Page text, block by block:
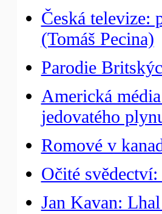
Česká televize:
(Tomáš Pecina)
Parodie
Americká
jedovatého
Romové v
Očité
Jan Kavan: